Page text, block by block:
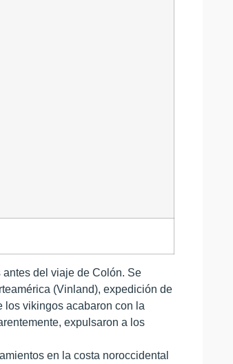
del viaje de Colón. Se
(Vinland), expedición de
los vikingos acabaron con la
expulsaron a los
en la costa noroccidental